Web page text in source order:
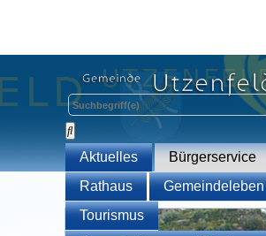
Aktuelles
Bürgerservice
Rathaus
Gemeindeleben
Tourismus